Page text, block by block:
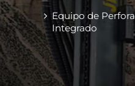
Equipo de
Integrado